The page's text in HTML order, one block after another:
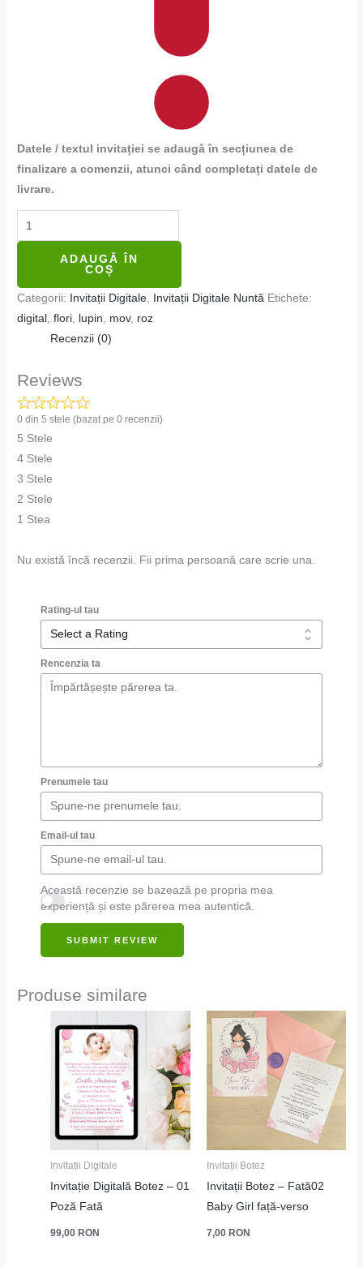
Datele / textul invitației se adaugă în secțiunea de
finalizare a comenzii, atunci când completați datele de
livrare.
ADAUGĂ ÎN
COȘ
Categorii: Invitații Digitale Invitații Digitale Nuntă Etichete:
digital
,flori lupin mov, roz
Recenzii (0)
Reviews
0 din 5 stele (bazat pe 0 recenzii)
5 Stele
4 Stele
3 Stele
2 Stele
1 Stea
Nu există încă recenzii. Fii prima persoană care scrie una.
Rating-ul tau
Rencenzia ta
Prenumele tau
Email-ul tau
Această recenzie se bazează pe propria mea
experiență și este părerea mea autentică.
SUBMIT REVIEW
Produse similare
Invitații Digitale
Invitație Digitală Botez – 01
Poză Fată
99,00RON
Invitații Botez
Invitații Botez – Fată02
Baby Girl față-verso
7,00 RON